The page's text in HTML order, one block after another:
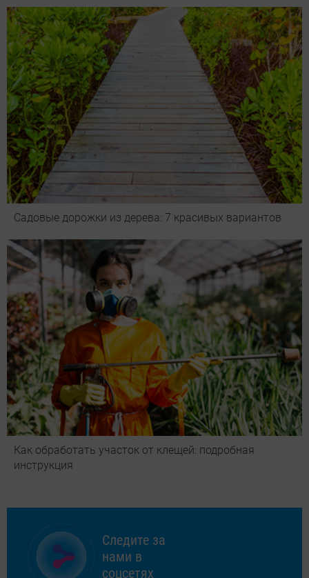
Садовые дорожки из дерева: 7 красивых вариантов
Как обработать участок от клещей: подробная
инструкция
Следите за
нами в
соцсетях